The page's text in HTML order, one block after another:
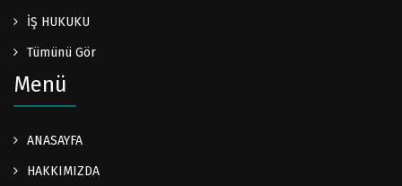
İŞ HUKUKU
Tümünü Gör
Menü
ANASAYFA
HAKKIMIZDA